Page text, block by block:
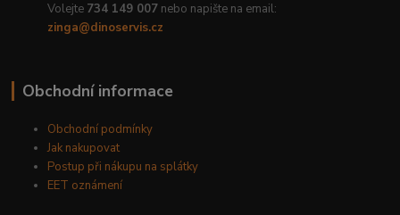
Volejte 734 149 007 nebo napište na email:
zinga@dinoservis.cz
Obchodní informace
Obchodní podmínky
Jak nakupovat
Postup při nákupu na splátky
EET oznámení